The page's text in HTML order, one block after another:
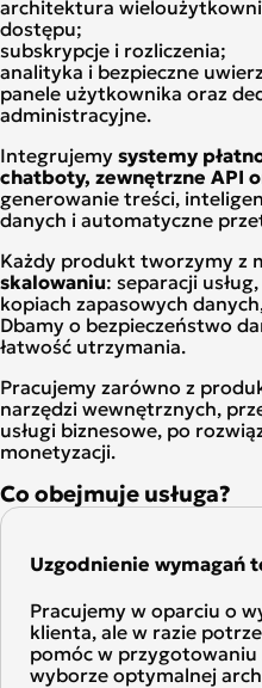
architektura
dostępu;
subskrypcje i rozliczenia;
analityka i bezpieczne
panele użytkownika oraz
administracyjne.
Integrujemy systemy
chatboty, zewnętrzne API
generowanie treści,
danych i automatyczne
Każdy produkt tworzymy z
skalowaniu: separacji
kopiach zapasowych
Dbamy o bezpieczeństwo
łatwość utrzymania.
Pracujemy zarówno z
narzędzi wewnętrznych,
usługi biznesowe, po
monetyzacji.
Co obejmuje usługa?
Uzgodnienie wymagań
Pracujemy w oparciu o
klienta, ale w razie
pomóc w
wyborze optymalnej